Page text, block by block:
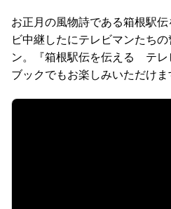
お正月の風物詩である箱根駅
ビ中継したにテレビマンたち
ン。『箱根駅伝を伝える テレ
ブックでもお楽しみいただけま